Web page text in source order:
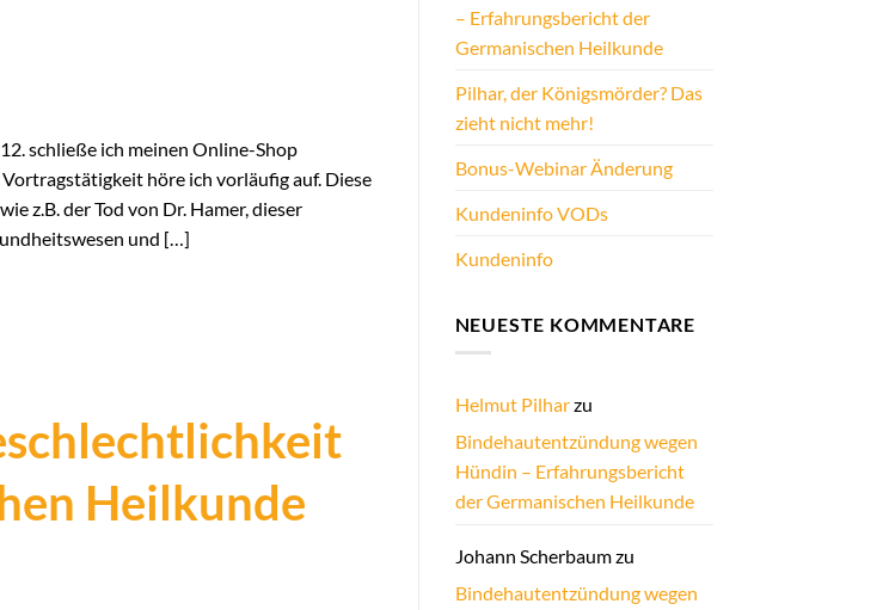
schließe ich meinen Online-Shop
höre ich vorläufig auf. Diese
z.B. der Tod von Dr. Hamer, dieser
und […]
Heilkunde
– Erfahrungsbericht der
Germanischen Heilkunde
Pilhar, der Königsmörder? Das
zieht nicht mehr!
Bonus-Webinar Änderung
Kundeninfo VODs
Kundeninfo
NEUESTE KOMMENTARE
Helmut Pilharzu
Bindehautentzündung wegen
Hündin – Erfahrungsbericht
der Germanischen Heilkunde
Johann Scherbaumzu
Bindehautentzündung wegen